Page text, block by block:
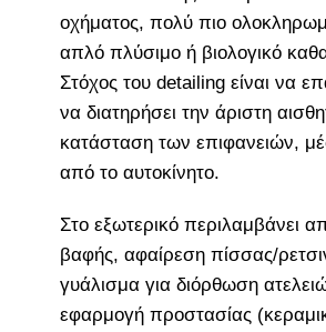
οχήματος, πολύ πιο
απλό πλύσιμο ή βιολογικό
Στόχος του detailing είναι να
να διατηρήσει την άριστη
κατάσταση των επιφανειών,
από το αυτοκίνητο.
Στο εξωτερικό περιλαμβάνει
βαφής, αφαίρεση πίσσας/
γυάλισμα για διόρθωση
εφαρμογή προστασίας